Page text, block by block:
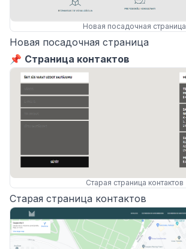
Новая посадочная страница
Новая посадочная страница
📌 Страница контактов
Старая страница контактов
Старая страница контактов